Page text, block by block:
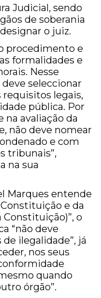
Judicial, sendo
de soberania
o juiz.
procedimento e
formalidades e
Nesse
seleccionar
legais,
pública. Por
na avaliação da
não deve nomear
e com
tribunais”,
na sua
Marques entende
e da
Constituição)”, o
“não deve
ilegalidade”, já
nos seus
quando
órgão”.